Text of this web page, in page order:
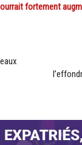
fortement